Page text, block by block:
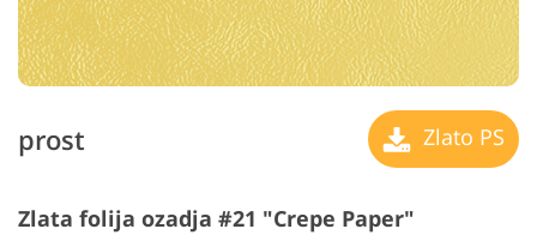
prost Zlato PS
Zlata folija ozadja #21 "Crepe Paper"